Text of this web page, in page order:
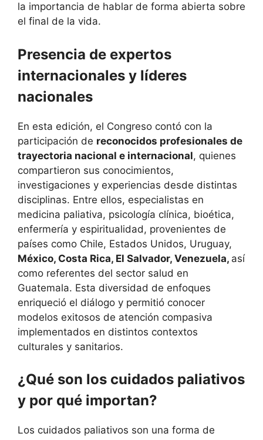
la importancia de hablar de forma abierta sobre
el final de la vida.
Presencia de expertos
internacionales y líderes
nacionales
En esta edición, el Congreso contó con la
participación de reconocidos profesionales de
trayectoria nacional e internacional, quienes
compartieron sus conocimientos,
investigaciones y experiencias desde distintas
disciplinas. Entre ellos, especialistas en
medicina paliativa, psicología clínica, bioética,
enfermería y espiritualidad, provenientes de
países como Chile, Estados Unidos, Uruguay,
México, Costa Rica, El Salvador, Venezuela, así
como referentes del sector salud en
Guatemala. Esta diversidad de enfoques
enriqueció el diálogo y permitió conocer
modelos exitosos de atención compasiva
implementados en distintos contextos
culturales y sanitarios.
¿Qué son los cuidados paliativos
y por qué importan?
Los cuidados paliativos son una forma de